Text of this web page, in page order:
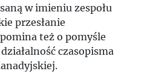
w imieniu zespołu
przesłanie
też o pomyśle
czasopisma